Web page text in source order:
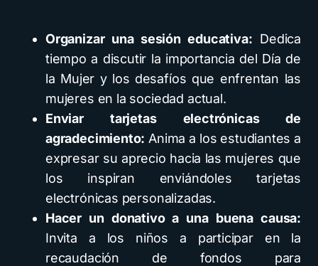
Organizar una sesión educativa: Dedica
tiempo a discutir la importancia del Día de
la Mujer y los desafíos que enfrentan las
mujeres en la sociedad actual.
Enviar tarjetas electrónicas de
agradecimiento: Anima a los estudiantes a
expresar su aprecio hacia las mujeres que
los inspiran enviándoles tarjetas
electrónicas personalizadas.
Hacer un donativo a una buena causa:
Invita a los niños a participar en la
recaudación de fondos para